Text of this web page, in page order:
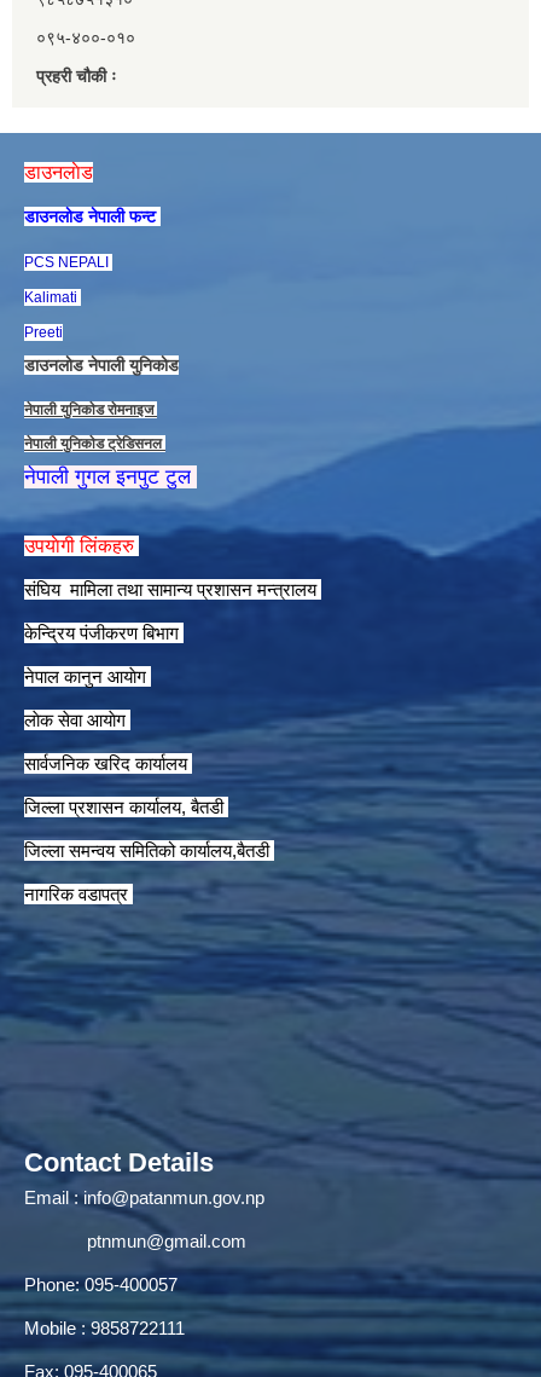
०९५-४००-०१०
प्रहरी चौकी ः
डाउनलाेड
डाउनलाेड नेपाली फन्ट
PCS NEPALI
Kalimati
Preeti
डाउनलाेड नेपाली युनिकाेड
नेपाली युनिकाेड राेमनाइज
नेपाली युनिकाेड ट्रेडिसनल
नेपाली गुगल इनपुट टुल
उपयाेगी लिंकहरु
संघिय मामिला तथा सामान्य प्रशासन मन्त्रालय
केन्द्रिय पंजीकरण बिभाग
नेपाल कानुन आयाेग
लाेक सेवा आयाेग
सार्वजनिक खरिद कार्यालय
जिल्ला प्रशासन कार्यालय, बैतडी
जिल्ला समन्वय समितिको कार्यालय,बैतडी
नागरिक वडापत्र
Contact Details
Email :info@patanmun.gov.np
ptnmun@gmail.com
Phone: 095-400057
Mobile : 9858722111
Fax: 095-400065